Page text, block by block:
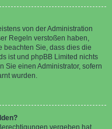
von der Administration
Regeln verstoßen haben,
beachten Sie, dass dies die
ist und phpBB Limited nichts
Sie einen Administrator, sofern
wurden.
vergeben hat,